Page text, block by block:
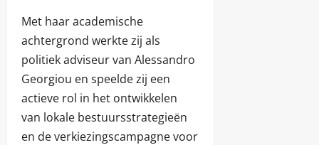
Met haar academische
achtergrond werkte zij als
politiek adviseur van Alessandro
Georgiou en speelde zij een
actieve rol in het ontwikkelen
van lokale bestuursstrategieën
en de verkiezingscampagne voor